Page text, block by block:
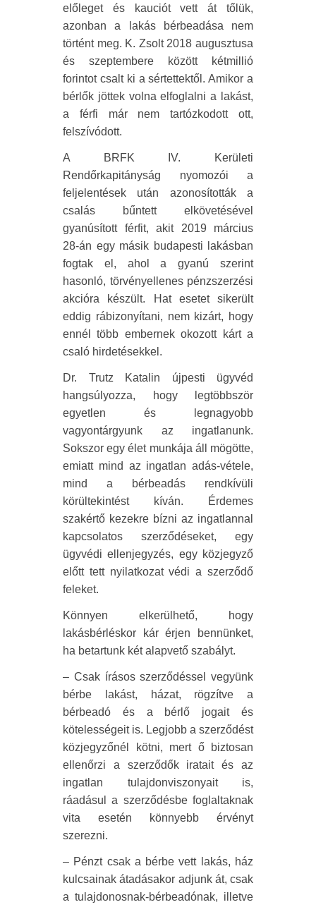
előleget és kauciót vett át tőlük,
azonban a lakás bérbeadása nem
történt meg. K. Zsolt 2018 augusztusa
és szeptembere között kétmillió
forintot csalt ki a sértettektől. Amikor a
bérlők jöttek volna elfoglalni a lakást,
a férfi már nem tartózkodott ott,
felszívódott.
A BRFK IV. Kerületi
Rendőrkapitányság nyomozói a
feljelentések után azonosították a
csalás bűntett elkövetésével
gyanúsított férfit, akit 2019 március
28-án egy másik budapesti lakásban
fogtak el, ahol a gyanú szerint
hasonló, törvényellenes pénzszerzési
akcióra készült. Hat esetet sikerült
eddig rábizonyítani, nem kizárt, hogy
ennél több embernek okozott kárt a
csaló hirdetésekkel.
Dr. Trutz Katalin újpesti ügyvéd
hangsúlyozza, hogy legtöbbször
egyetlen és legnagyobb
vagyontárgyunk az ingatlanunk.
Sokszor egy élet munkája áll mögötte,
emiatt mind az ingatlan adás-vétele,
mind a bérbeadás rendkívüli
körültekintést kíván. Érdemes
szakértő kezekre bízni az ingatlannal
kapcsolatos szerződéseket, egy
ügyvédi ellenjegyzés, egy közjegyző
előtt tett nyilatkozat védi a szerződő
feleket.
Könnyen elkerülhető, hogy
lakásbérléskor kár érjen bennünket,
ha betartunk két alapvető szabályt.
– Csak írásos szerződéssel vegyünk
bérbe lakást, házat, rögzítve a
bérbeadó és a bérlő jogait és
kötelességeit is. Legjobb a szerződést
közjegyzőnél kötni, mert ő biztosan
ellenőrzi a szerződők iratait és az
ingatlan tulajdonviszonyait is,
ráadásul a szerződésbe foglaltaknak
vita esetén könnyebb érvényt
szerezni.
– Pénzt csak a bérbe vett lakás, ház
kulcsainak átadásakor adjunk át, csak
a tulajdonosnak-bérbeadónak, illetve